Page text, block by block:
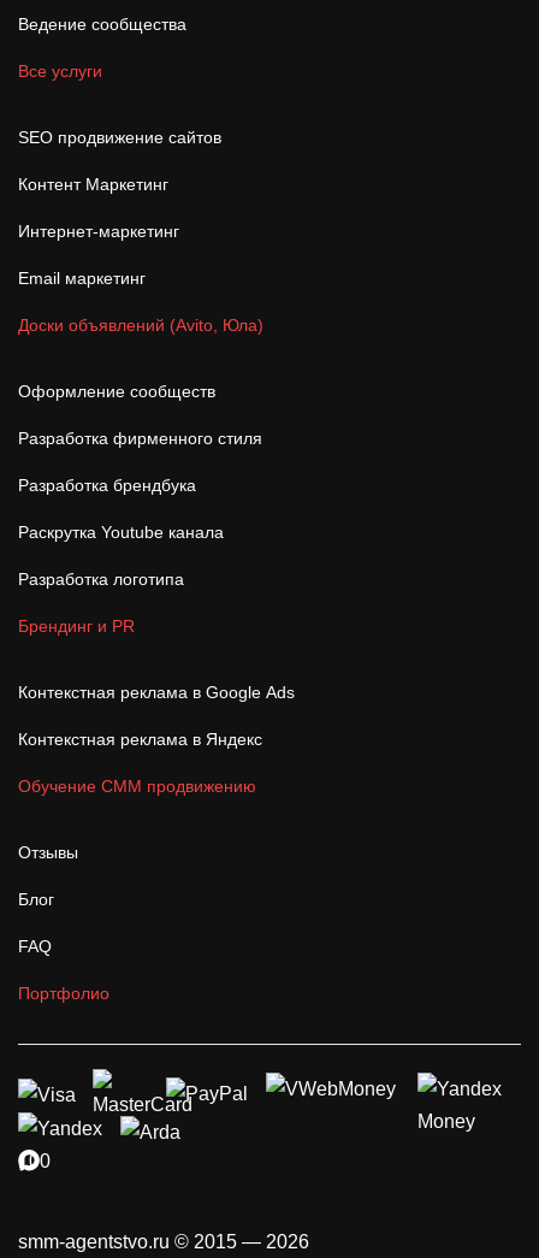
Ведение сообщества
Все услуги
SEO продвижение сайтов
Контент Маркетинг
Интернет-маркетинг
Email маркетинг
Доски объявлений (Avito, Юла)
Оформление сообществ
Разработка фирменного стиля
Разработка брендбука
Раскрутка Youtube канала
Разработка логотипа
Брендинг и PR
Контекстная реклама в Google Ads
Контекстная реклама в Яндекс
Обучение СММ продвижению
Отзывы
Блог
FAQ
Портфолио
smm-agentstvo.ru © 2015 — 2026